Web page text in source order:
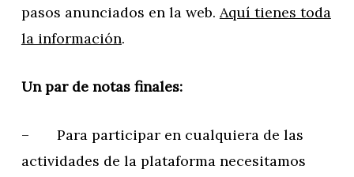
pasos anunciados en la web. Aquí tienes toda
la información.
Un par de notas finales:
– Para participar en cualquiera de las
actividades de la plataforma necesitamos